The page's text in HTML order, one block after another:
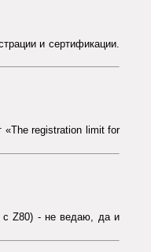
и сертификации.
«The registration limit for
с Z80) - не ведаю, да и